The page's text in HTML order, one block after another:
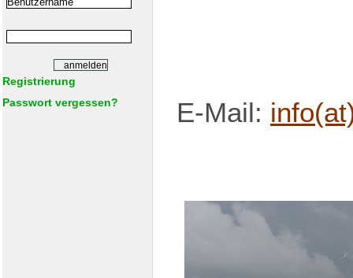
Registrierung
Passwort vergessen?
E-Mail: